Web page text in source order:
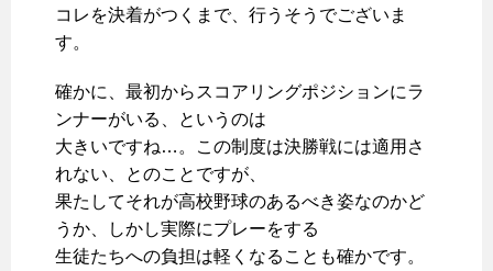
コレを決着がつくまで、行うそうでございま
す。
確かに、最初からスコアリングポジションにラ
ンナーがいる、というのは
大きいですね…。この制度は決勝戦には適用さ
れない、とのことですが、
果たしてそれが高校野球のあるべき姿なのかど
うか、しかし実際にプレーをする
生徒たちへの負担は軽くなることも確かです。